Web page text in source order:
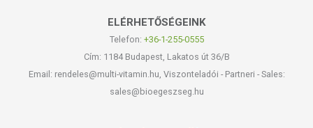
ELÉRHETŐSÉGEINK
Telefon: +36-1-255-0555
Cím: 1184 Budapest, Lakatos út 36/B
Email: rendeles@multi-vitamin.hu, Viszonteladói - Partneri - Sales:
sales@bioegeszseg.hu